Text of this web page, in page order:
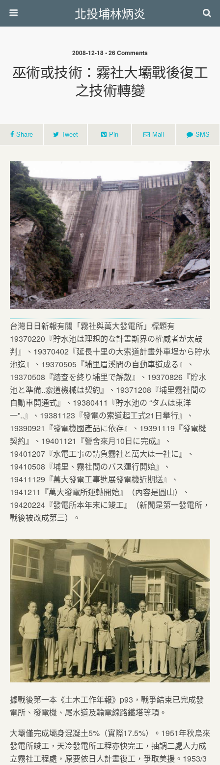
北投埔林炳炎
2008-12-18 • 26 Comments
巫術或技術：霧社大壩戰後復工
之技術轉變
Share Tweet Pin Mail SMS
台灣日日新報有關「霧社與萬大發電所」標題有
19370220『貯水池は理想的な計畫斯界の權威者が太鼓
判』、19370402『延長十里の大索道計畫外車埕から貯水
池迄』、19370505『埔里眉溪間の自動車道成る』、
19370508『踏查を終り埔里で解散』、19370826『貯水
池と準備..索道機械は契約』、19371208『埔里霧社間の
自動車開通式』、19380411『貯水池の “タムは東洋
一”..』、19381123『發電の索道起工式21日擧行』、
19390921『發電機國產品に依存』、19391119『發電機
契約』、19401121『營舍來月10日に完成』、
19401207『水電工事の請負霧社と萬大は一社に』、
19410508『埔里、霧社間のバス運行開始』、
19411129『萬大發電工事進展發電機近期送』、
1941211『萬大發電所運轉開始』（內容是圓山）、
19420224『發電所本年末に竣工』（新聞是第一發電所，
戰後被改成第三）。
據戰後第一本《土木工作年報》p93，戰爭結束已完成發
電所、發電機、尾水道及輸電線路鐵塔等項。
大壩僅完成壩身混凝土5%（實際17.5%）。1951年秋烏來
發電所竣工，天冷發電所工程亦快完工，抽調二處人力成
立霧社工程處，原要依日人計畫復工，爭取美援。1953/3